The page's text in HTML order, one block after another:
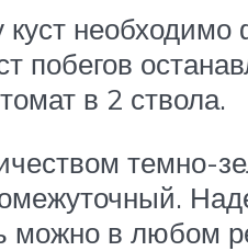
куст
в 2 ствола.
темно-
в любом